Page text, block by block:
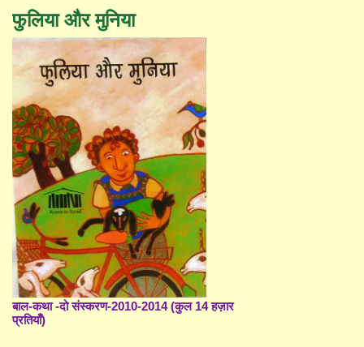
फुलिया और मुनिया
बाल-कथा -दो संस्करण-2010-2014 (कुल 14 हज़ार
प्रतियाँ)